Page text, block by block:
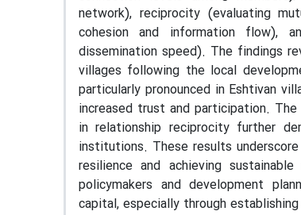
network), reciprocity (evaluating
cohesion and information flow),
dissemination speed). The findings
villages following the local
particularly pronounced in Eshtivan
increased trust and participation.
in relationship reciprocity further
institutions. These results
resilience and achieving
policymakers and development
capital, especially through